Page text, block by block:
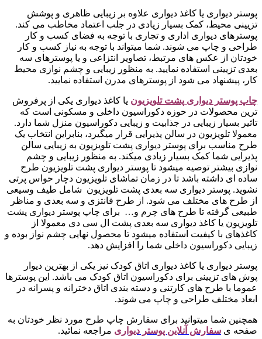
پوستر دیواری یا کاغذ دیواری علاوه بر زیبایی ظاهری و پوشش
تزیینی محیط، کمک بسیار زیادی در جلب اعتماد مخاطب می کند.
پوسترهای دیواری اداری و تجاری با توجه به فضای کسب و کار
طراحی و چاپ می شوند. شما میتواند با توجه به نیاز کسب و کار
خودتان از عکس های مرتبط، تصاویر انتزاعی و یا پوسترهای سه
بعدی تزیینی استفاده نمایید. به منظور زیبایی و چشم نوازی محیط
کار، پیشنهاد می شود از پوسترهای مدرن استفاده نمایید.
چاپ پوستر دیواری پشت تلویزیون یا کاغذ دیواری یکی از پرفروش
ترین محصولات در حوزه دکوراسیون داخلی و مسکونی است که
تاثیر بسیار زیبایی در جذابیت و زیبایی دکوراسیون منزل شما دارد.
معمولا تلویزیون در سالن پذیرایی قرار میگیرد، بنابراین انتخاب یک
طرح مناسب برای پوستر دیواری پشت تلویزیون به زیبایی سالن
پذیرایی شما کمک بسیار زیادی میکند. به منظور زیبایی و چشم
نوازی بیشتر توصیه میشود تا پوستر دیواری پشت تلویزیون طرح
ساده ای داشته باشد تا در زمان تماشای تلویزیون دچار حواس پرتی
نشوید. پوستر دیواری سه بعدی پشت تلویزیون شامل طیف وسیعی
از طرح های مختلف می شود. از طرح فانتزی و سه بعدی و مناظر
طبیعی گرفته تا طرح های چرم و… برای چاپ پوستر دیواری پشت
تلویزیون یا کاغذ دیواری سه بعدی پشت ال سی دی معمولا از
کاغذهای با کیفیت استفاده میشود تا محصول نهایی چشم نواز بوده و
زیبایی دکوراسیون داخلی شما را افزایش دهد.
پوستر دیواری یا کاغذ دیواری اتاق کودک نیز یکی از بهترین دیوار
پوش های تزیینی برای دکوراسیون اتاق کودک می باشد. این پوسترها
عموما با طرح های کارتنی و دسته بندی اتاق دخترانه و پسرانه در
ابعاد مختلف طراحی و چاپ می شوند.
همچنین شما میتوانید برای سفارش چاپ طرح مورد نظر خودتان به
صفحه ی سفارش آنلاین پوستر دیواری مراجعه نمائید.